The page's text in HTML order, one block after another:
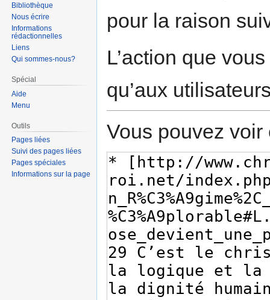
navigation
recherche
pour la raison
L’action que
qu’aux
Vous pouvez
Bibliothèque
Nous écrire
Informations
rédactionnelles
Liens
Qui sommes-nous?
Spécial
Aide
Menu
Outils
Pages liées
Suivi des pages liées
Pages spéciales
Informations sur la page